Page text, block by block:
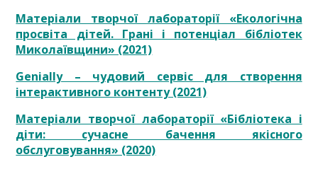
Матеріали творчої лабораторії «Екологічна
просвіта дітей. Грані і потенціал бібліотек
Миколаївщини» (2021)
Genially – чудовий сервіс для створення
інтерактивного контенту (2021)
Матеріали творчої лабораторії «Бібліотека і
діти: сучасне бачення якісного
обслуговування» (2020)